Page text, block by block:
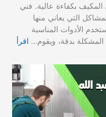
بكفاءة عالية. فني
التي يعاني منها
الأدوات المناسبة
بدقة، ويقوم… اقرأ